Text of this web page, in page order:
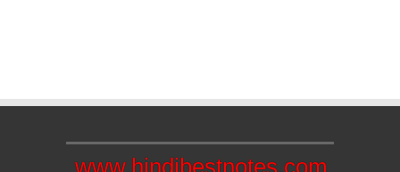
www.hindibestnotes.com